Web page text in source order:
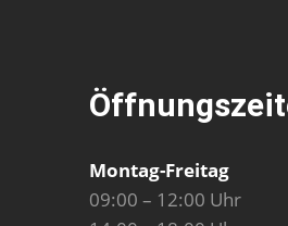
Montag-Freitag
09:00 – 12:00 Uhr